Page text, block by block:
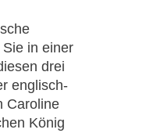
in einer
drei
englisch-
Caroline
König